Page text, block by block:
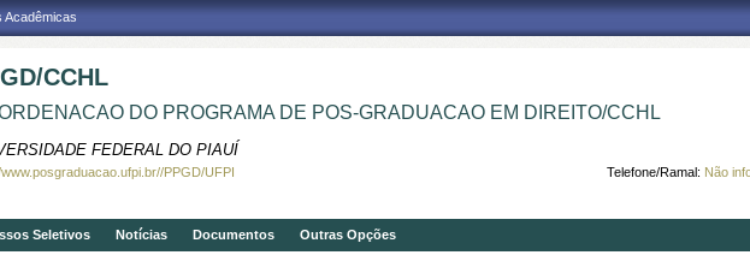
Acadêmicas
CCHL
DO PROGRAMA DE POS-GRADUACAO EM DIREITO/CCHL
FEDERAL DO PIAUÍ
Telefone/Ramal: Não
PPGD/UFPI
Seletivos Notícias Documentos Outras Opções